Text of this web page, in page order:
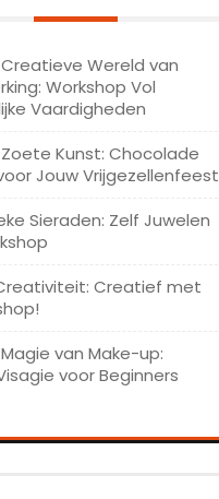
Wereld van
Workshop Vol
Vaardigheden
Kunst: Chocolade
Jouw Vrijgezellenfeest
Sieraden: Zelf Juwelen
Creatief met
van Make-up:
voor Beginners